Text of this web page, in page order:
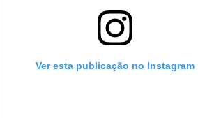
Ver esta publicação no Instagram